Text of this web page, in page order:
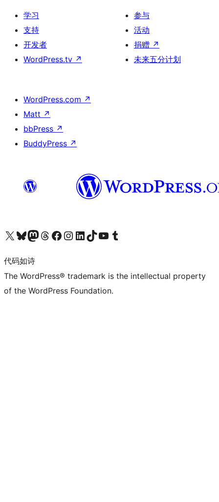
学习
支持
开发者
WordPress.tv ↗
参与
活动
捐赠 ↗
未来五分计划
WordPress.com ↗
Matt ↗
bbPress ↗
BuddyPress ↗
关注我们的 X（原 Twitter）账号访问我们的 Bluesky 账号关注我们的 Mastodon 账号访问我们的 Threads 账号 访问我们的 Facebook 公共主页关注我们的 Instagram 账号 关注我们的 LinkedIn 主页访问我们的 TikTok 账号访问我们的 YouTube 频道 访问我们的 Tumblr 账号
代码如诗
The WordPress® trademark is the intellectual property
of the WordPress Foundation.